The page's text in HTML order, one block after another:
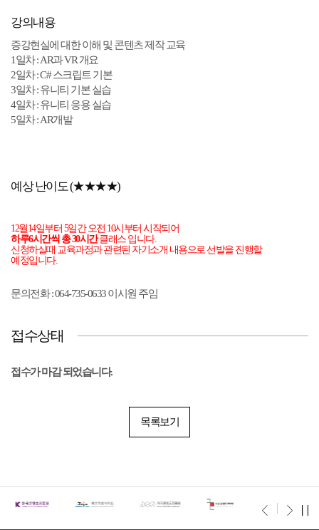
강의내용
증강현실에 대한 이해 및 콘텐츠 제작 교육
1일차 : AR과 VR 개요
2일차 : C# 스크립트 기본
3일차 : 유니티 기본 실습
4일차 : 유니티 응용 실습
5일차 : AR개발
예상 난이도 (★★★★)
12월14일부터 5일간 오전 10시부터 시작되어
하루6시간씩 총 30시간클래스 입니다.
신청하실때 교육과정과 관련된 자기소개 내용으로 선발을진행할
예정입니다.
문의전화 : 064-735-0633 이시원 주임
접수상태
접수가 마감 되었습니다.
목록보기